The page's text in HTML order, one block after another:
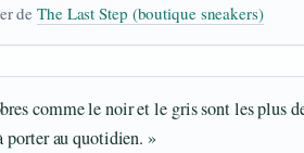
deThe Last Step (boutique sneakers)
comme le noir et le gris sont les plus
porter au quotidien. »